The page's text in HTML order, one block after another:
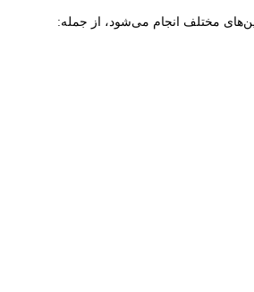
مختلف انجام می‌شود، از جمله: